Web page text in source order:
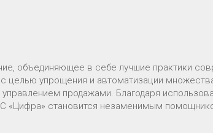
объединяющее в себе лучшие практики
целью упрощения и автоматизации
продажами. Благодаря
«Цифра» становится незаменимым